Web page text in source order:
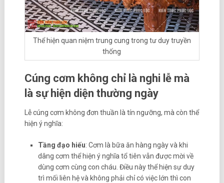
Thể hiện quan niệm trung cung trong tư duy truyền
thống
Cúng cơm không chỉ là nghi lễ mà
là sự hiện diện thường ngày
Lễ cúng cơm không đơn thuần là tín ngưỡng, mà còn thể
hiện ý nghĩa:
Tầng đạo hiếu: Cơm là bữa ăn hàng ngày và khi
dâng cơm thể hiện ý nghĩa tổ tiên vẫn được mời về
dùng cơm cùng con cháu. Điều này thể hiện sự duy
trì mối liên hệ và không phải chỉ có việc lớn thì con